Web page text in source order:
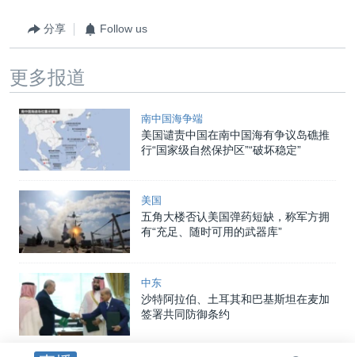
分享 Follow us
更多报道
南中国海争端
美国谴责中国在南中国海有争议岛礁推
行“国家级自然保护区”“破坏稳定”
美国
五角大楼否认美国弹药短缺，称军方拥
有“充足、随时可用的武器库”
中东
沙特阿拉伯、土耳其和巴基斯坦在麦加
签署共同防御条约